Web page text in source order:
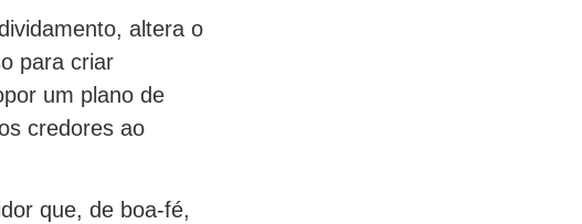
altera o
para criar
um plano de
credores ao
que, de boa-fé,